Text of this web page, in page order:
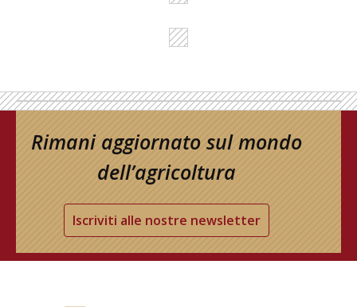
Rimani aggiornato sul mondo
dell’agricoltura
Iscriviti alle nostre newsletter